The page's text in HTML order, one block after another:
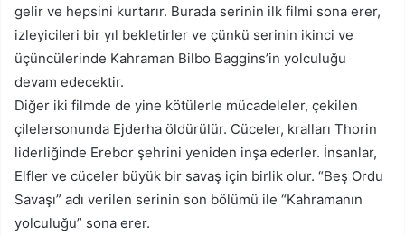
gelir ve hepsini kurtarır. Burada serinin ilk filmi sona erer,
izleyicileri bir yıl bekletirler ve çünkü serinin ikinci ve
üçüncülerinde Kahraman Bilbo Baggins’in yolculuğu
devam edecektir.
Diğer iki filmde de yine kötülerle mücadeleler, çekilen
çilelersonunda Ejderha öldürülür. Cüceler, kralları Thorin
liderliğinde Erebor şehrini yeniden inşa ederler. İnsanlar,
Elfler ve cüceler büyük bir savaş için birlik olur. “Beş Ordu
Savaşı” adı verilen serinin son bölümü ile “Kahramanın
yolculuğu” sona erer.